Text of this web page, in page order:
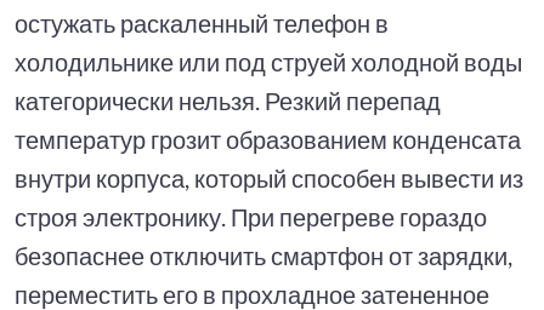
остужать раскаленный телефон в
холодильнике или под струей холодной воды
категорически нельзя. Резкий перепад
температур грозит образованием конденсата
внутри корпуса, который способен вывести из
строя электронику. При перегреве гораздо
безопаснее отключить смартфон от зарядки,
переместить его в прохладное затененное